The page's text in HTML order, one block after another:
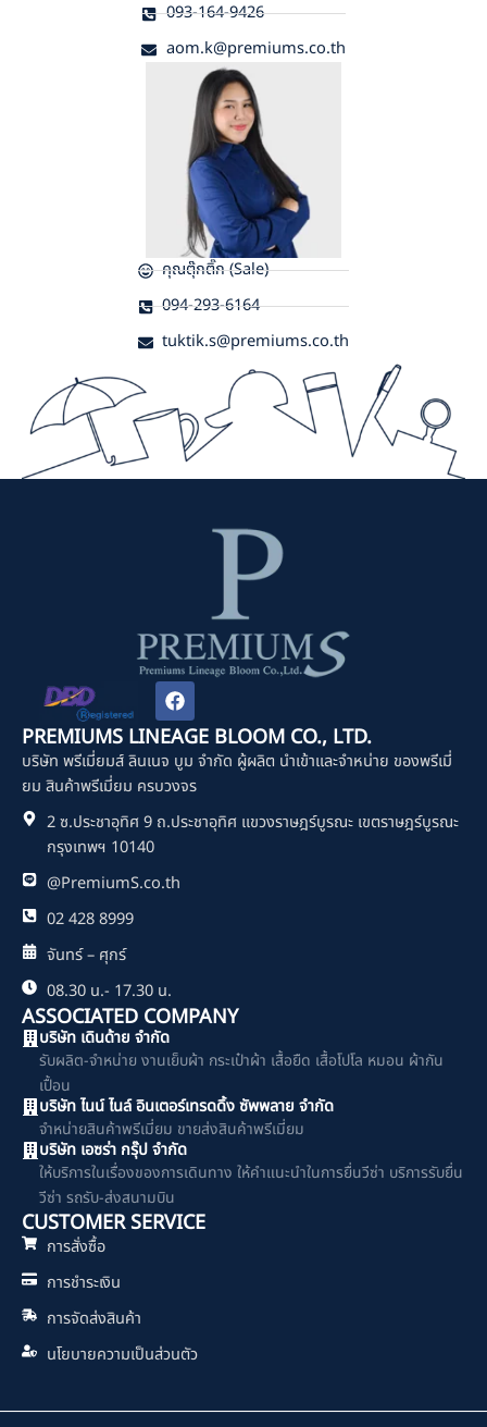
093-164-9426
aom.k@premiums.co.th
คุณตุ๊กติ๊ก (Sale)
094-293-6164
tuktik.s@premiums.co.th
F
a
c
e
b
o
k
PREMIUMS LINEAGE BLOOM CO., LTD.
บริษัท พรีเมี่ยมส์ ลินเนจ บูม จำกัด ผู้ผลิต นำเข้าและจำหน่าย ของพรีเมี่
ยม สินค้าพรีเมี่ยม ครบวงจร
2 ซ.ประชาอุทิศ 9 ถ.ประชาอุทิศ แขวงราษฎร์บูรณะ เขตราษฎร์บูรณะ
กรุงเทพฯ 10140
@PremiumS.co.th
02 428 8999
จันทร์ – ศุกร์
08.30 น.- 17.30 น.
ASSOCIATED COMPANY
บริษัท เดินด้าย จำกัด
รับผลิต-จำหน่าย งานเย็บผ้า กระเป๋าผ้า เสื้อยืด เสื้อโปโล หมอน ผ้ากัน
เปื้อน
บริษัท ไนน์ ไนล์ อินเตอร์เทรดดิ้ง ซัพพลาย จำกัด
จำหน่ายสินค้าพรีเมี่ยม ขายส่งสินค้าพรีเมี่ยม
บริษัท เอซร่า กรุ๊ป จำกัด
ให้บริการในเรื่องของการเดินทาง ให้คำแนะนำในการยื่นวีซ่า บริการรับยื่น
วีซ่า รถรับ-ส่งสนามบิน
CUSTOMER SERVICE
การสั่งซื้อ
การชำระเงิน
การจัดส่งสินค้า
นโยบายความเป็นส่วนตัว